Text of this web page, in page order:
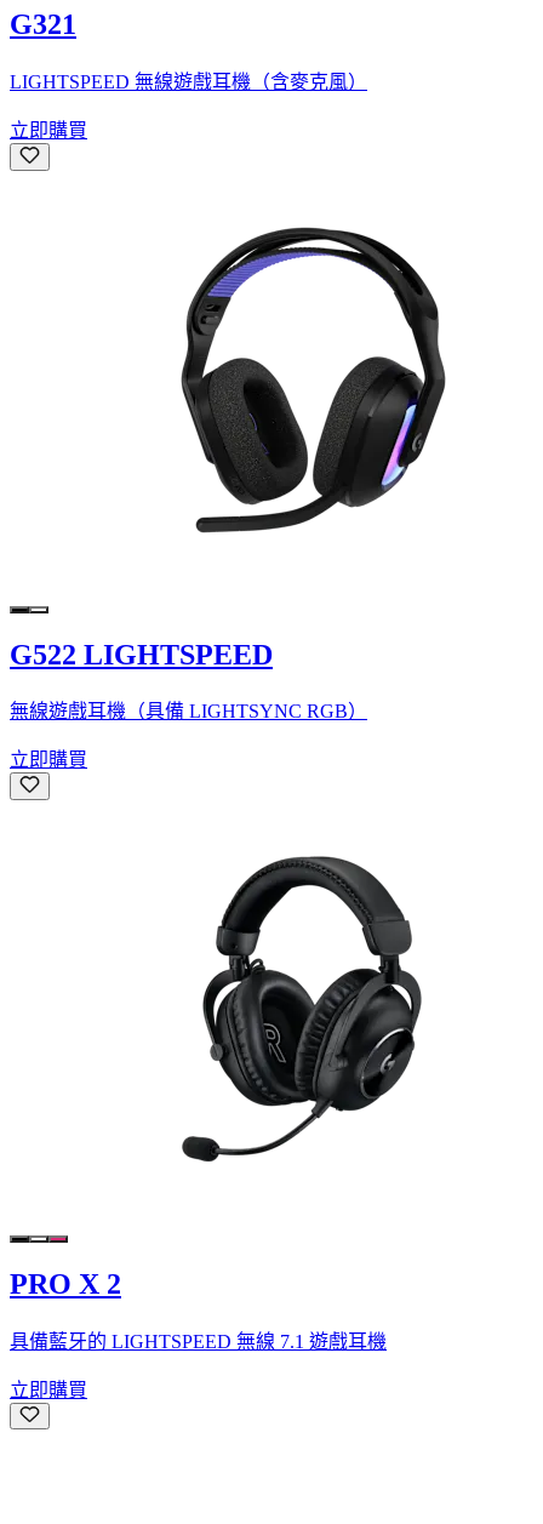
G321
LIGHTSPEED 無線遊戲耳機（含麥克風）
立即購買
G522 LIGHTSPEED
無線遊戲耳機（具備 LIGHTSYNC RGB）
立即購買
PRO X 2
具備藍牙的 LIGHTSPEED 無線 7.1 遊戲耳機
立即購買